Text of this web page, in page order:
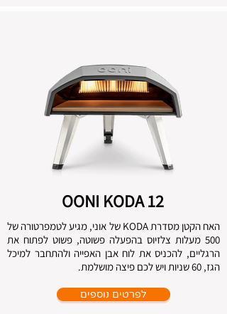
האח הקטן מסדרת KODA של אוני, מגיע לטמפרטורה של
500 מעלות צלזיוס בהפעלה פשוטה, פשוט לפתוח את
הרגליים, להכניס את לוח אבן האפייה ולהתחבר למיכל
הגז, 60 שניות ויש לכם פיצה מושלמת.
לפרטים נוספים